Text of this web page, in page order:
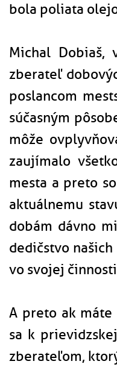
bola poliata
Michal Dobiaš,
zberateľ
poslancom
súčasným
môže
zaujímalo
mesta a preto
aktuálnemu
dobám dávno
dedičstvo
vo svojej
A preto ak
sa k
zberateľom,